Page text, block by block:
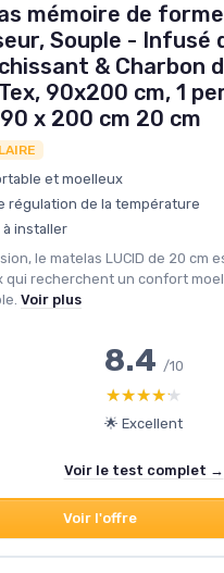
mémoire de
Souple - Infusé
& Charbon
90x200 cm, 1
x 200 cm 20 cm
et moelleux
régulation de la température
à installer
le matelas LUCID de 20 cm
qui recherchent un confort
Voir plus
8.4 /10
★★★★★
★★★★★
🌟 Excellent
Voir le test complet →
Voir l'offre